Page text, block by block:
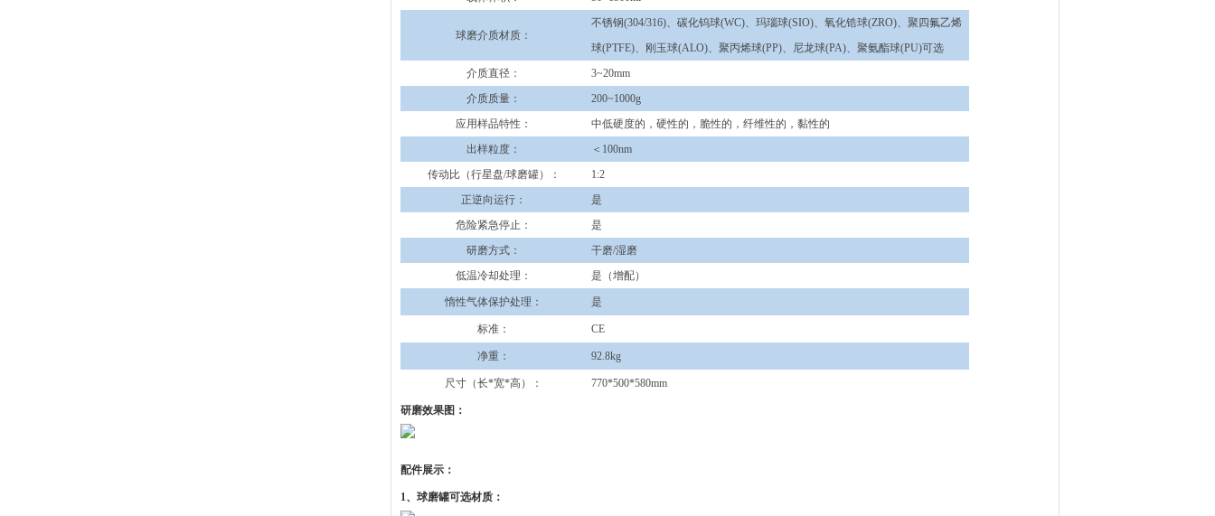
球磨介质材质：
不锈钢(304/316)、碳化钨球(WC)、玛瑙球(SIO)、氧化锆球(ZRO)、聚四氟乙烯
球(PTFE)、刚玉球(ALO)、聚丙烯球(PP)、尼龙球(PA)、聚氨酯球(PU)可选
介质直径：
3~20mm
介质质量：
200~1000g
应用样品特性：
中低硬度的，硬性的，脆性的，纤维性的，黏性的
出样粒度：
＜100nm
传动比（行星盘/球磨罐）：
1:2
正逆向运行：
是
危险紧急停止：
是
研磨方式：
干磨/湿磨
低温冷却处理：
是（增配）
惰性气体保护处理： 是
标准： CE
净重： 92.8kg
尺寸（长*宽*高）： 770*500*580mm
研磨效果图：
配件展示：
1、球磨罐可选材质：